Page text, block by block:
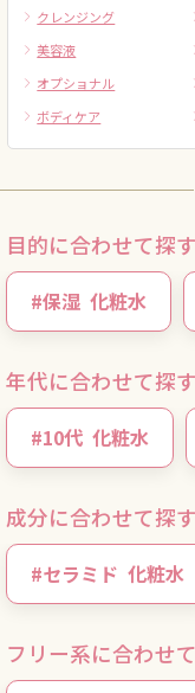
クレンジング
美容液
オプショナル
ボディケア
目的に合わせて探す
#保湿 化粧水
年代に合わせて探す
#10代 化粧水
成分に合わせて探す
#セラミド 化粧水
フリー系に合わせ